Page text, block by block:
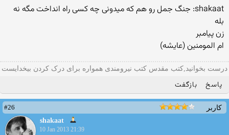
shakaat: جنگ جمل رو هم که میدونی چه کسی راه انداخت مگه نه
بله
زن پيامبر
ام المومنين (عايشه)
درست بخوانید,کتب مقدس کتب نیرومندی همواره برای درک کردن بیخدایست
پاسخ بازگفت
کاربر
#26
shakaat
10 Jan 2013 21:39